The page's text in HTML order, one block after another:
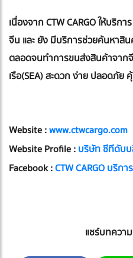
เนื่องจาก CTW CARGO ให้บริก
จีน และ ยัง มีบริการช่วยค้นหาสิ
ตลอดจนทำการขนส่งสินค้าจาก
เรือ(SEA) สะดวก ง่าย ปลอดภัย
Website :www.ctwcargo.com
Website Profile :บริษัท ซีทีดับบ
Facebook :CTW CARGO บริก
แชร์บทควา